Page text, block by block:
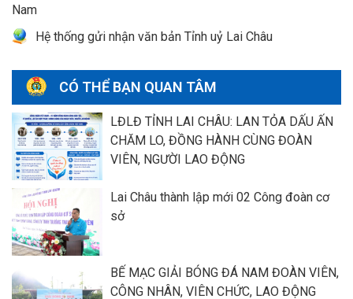
Nam
Hệ thống gửi nhận văn bản Tỉnh uỷ Lai Châu
CÓ THỂ BẠN QUAN TÂM
LĐLĐ TỈNH LAI CHÂU: LAN TỎA DẤU ẤN
CHĂM LO, ĐỒNG HÀNH CÙNG ĐOÀN
VIÊN, NGƯỜI LAO ĐỘNG
Lai Châu thành lập mới 02 Công đoàn cơ
sở
BẾ MẠC GIẢI BÓNG ĐÁ NAM ĐOÀN VIÊN,
CÔNG NHÂN, VIÊN CHỨC, LAO ĐỘNG